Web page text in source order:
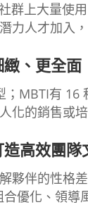
群上大量使
力人才加入
、更全面
；MBTI有
化的銷售或
高效團隊
夥伴的性格
優化、領導